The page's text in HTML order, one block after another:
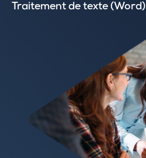
Traitement de texte (Word)